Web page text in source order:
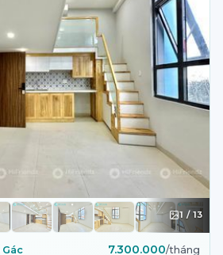
1 / 13
Gác 7.300.000/tháng